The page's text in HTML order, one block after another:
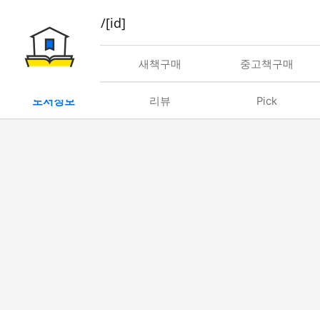
book/rent/[id]
대여 새책구매 중고책구매
도서정보 리뷰 Pick